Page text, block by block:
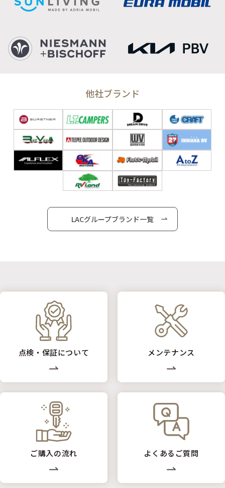
他社ブランド
LACグループブランド一覧
点検・保証について メンテナンス
ご購入の流れ よくあるご質問